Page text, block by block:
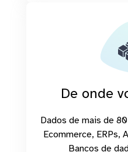
De onde
Dados de mais de
Ecommerce, ERPs,
Bancos de